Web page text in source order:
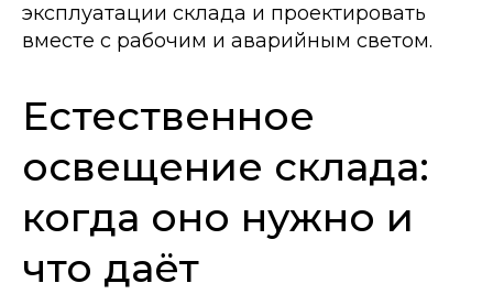
эксплуатации склада и проектировать
вместе с рабочим и аварийным светом.
Естественное
освещение склада:
когда оно нужно и
что даёт